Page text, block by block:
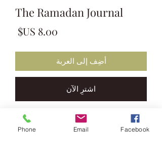
The Ramadan Journal
أضِف إلى العربة
اشترِ الآن
An amazing yet simple Ramadan
goals & reflection planner.
Phone Email Facebook